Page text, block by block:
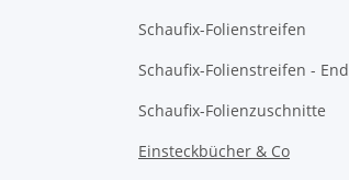
Schaufix-Folienstreifen
Schaufix-Folienstreifen -
Schaufix-Folienzuschnitte
Einsteckbücher & Co